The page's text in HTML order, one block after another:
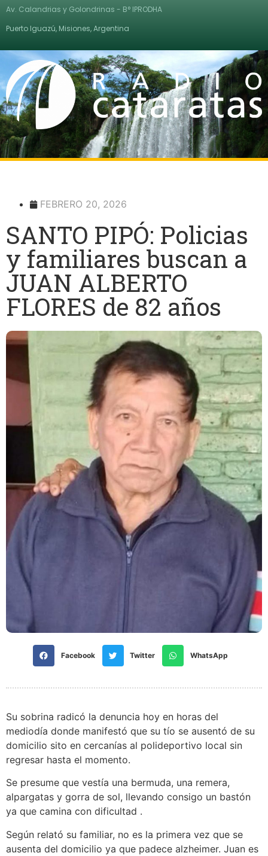
Av. Calandrias y Golondrinas - B° IPRODHA
Puerto Iguazú, Misiones, Argentina
FEBRERO 20, 2026
SANTO PIPÓ: Policias
y familiares buscan a
JUAN ALBERTO
FLORES de 82 años
Facebook Twitter WhatsApp
Su sobrina radicó la denuncia hoy en horas del
mediodía donde manifestó que su tío se ausentó de su
domicilio sito en cercanías al polideportivo local sin
regresar hasta el momento.
Se presume que vestía una bermuda, una remera,
alpargatas y gorra de sol, llevando consigo un bastón
ya que camina con dificultad .
Según relató su familiar, no es la primera vez que se
ausenta del domicilio ya que padece alzheimer. Juan es